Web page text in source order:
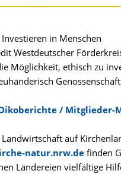
in Menschen
Westdeutscher
Möglichkeit, ethisch zu
/ Mitglieder-
auf
natur.nrw.de finden
Ländereien vielfältige